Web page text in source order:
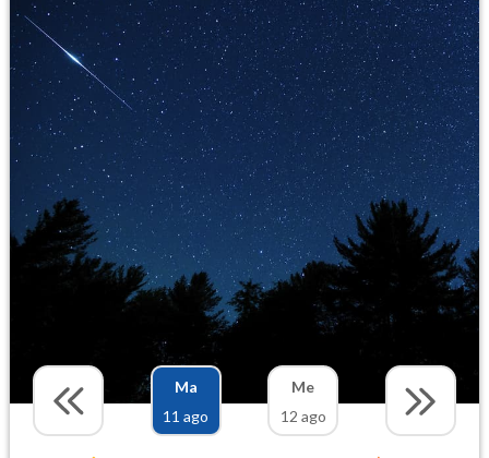
Ma
11 ago
Me
12 ago